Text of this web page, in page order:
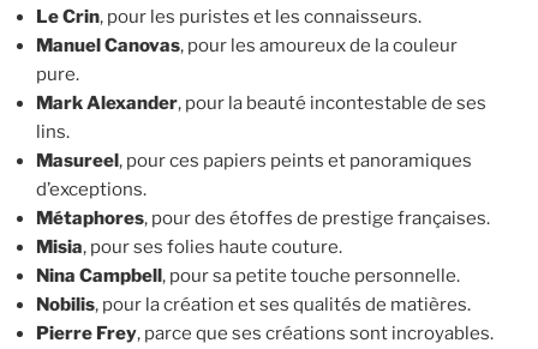
Le Crin, pour les puristes et les connaisseurs.
Manuel Canovas, pour les amoureux de la couleur
pure.
Mark Alexander, pour la beauté incontestable de ses
lins.
Masureel, pour ces papiers peints et panoramiques
d’exceptions.
Métaphores, pour des étoffes de prestige françaises.
Misia, pour ses folies haute couture.
Nina Campbell, pour sa petite touche personnelle.
Nobilis, pour la création et ses qualités de matières.
Pierre Frey, parce que ses créations sont incroyables.